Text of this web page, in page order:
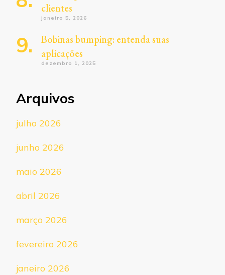
clientes
janeiro 5, 2026
Bobinas bumping: entenda suas
aplicações
dezembro 1, 2025
Arquivos
julho 2026
junho 2026
maio 2026
abril 2026
março 2026
fevereiro 2026
janeiro 2026